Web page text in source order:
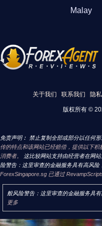
Malay
关于我们 联系我们 隐私
版权所有 ©
免责声明︰ 禁止复制全部或部分以任何
传的特点和该网站已经赔偿，提供以下
消费者。
这比较网站支持由经营者在网
险警告：这里审查的金融服务具有高风险
ForexSingapore.sg 已通过
般风险警告：这里审查的金融服务具
更多